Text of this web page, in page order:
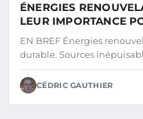
ÉNERGIES
LEUR IMPORTANCE
PLANÈTE
EN BREF Énergies
durable. Sources
CÉDRIC GAUTHIER